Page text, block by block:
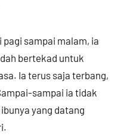
sampai malam, ia
bertekad untuk
Ia terus saja terbang,
sampai ia tidak
yang datang